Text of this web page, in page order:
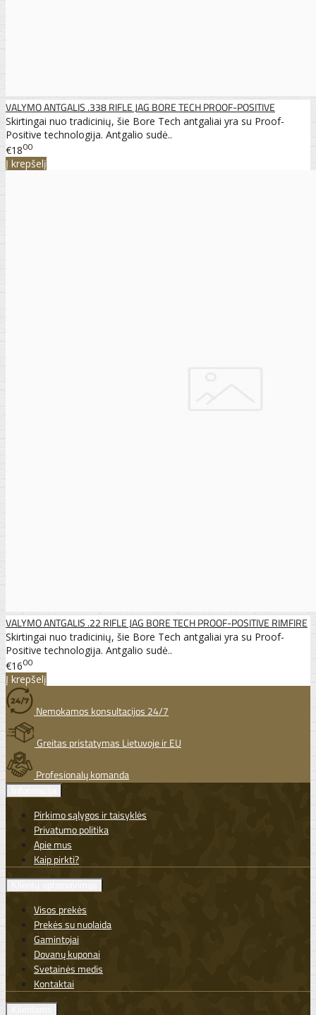
VALYMO ANTGALIS .338 RIFLE JAG BORE TECH PROOF-POSITIVE
Skirtingai nuo tradicinių, šie Bore Tech antgaliai yra su Proof-
Positive technologija. Antgalio sudė..
€1800
Į krepšelį
VALYMO ANTGALIS .22 RIFLE JAG BORE TECH PROOF-POSITIVE RIMFIRE
Skirtingai nuo tradicinių, šie Bore Tech antgaliai yra su Proof-
Positive technologija. Antgalio sudė..
€1600
Į krepšelį
Nemokamos konsultacijos 24/7
Greitas pristatymas Lietuvoje ir EU
Profesionalų komanda
Pirkimo sąlygos ir taisyklės
Privatumo politika
Apie mus
Kaip pirkti?
Visos prekės
Prekės su nuolaida
Gamintojai
Dovanų kuponai
Svetainės medis
Kontaktai